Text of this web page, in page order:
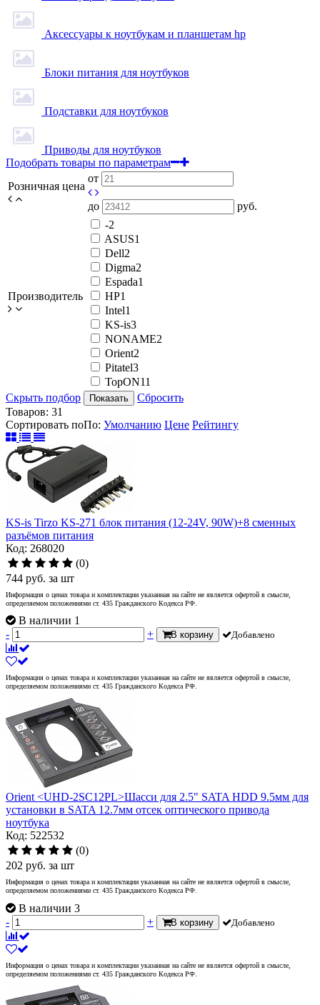
Аксессуары к ноутбукам и планшетам hp
Блоки питания для ноутбуков
Подставки для ноутбуков
Приводы для ноутбуков
Подобрать товары по параметрам
Розничная цена
от
до руб.
Производитель
-2
ASUS1
Dell2
Digma2
Espada1
HP1
Intel1
KS-is3
NONAME2
Orient2
Pitatel3
TopON11
Скрыть подбор
Показать
Сбросить
Товаров: 31
Сортировать поПо: Умолчанию Цене Рейтингу
KS-is Tirzo KS-271 блок питания (12-24V, 90W)+8 сменных
разъёмов питания
Код: 268020
(0)
744 руб. за шт
Информация о ценах товара и комплектации указанная на сайте не является офертой в смысле,
определяемом положениями ст. 435 Гражданского Кодекса РФ.
В наличии 1
-
+ В корзину Добавлено
Информация о ценах товара и комплектации указанная на сайте не является офертой в смысле,
определяемом положениями ст. 435 Гражданского Кодекса РФ.
Orient <UHD-2SC12PL>Шасси для 2.5" SATA HDD 9.5мм для
установки в SATA 12.7мм отсек оптического привода
ноутбука
Код: 522532
(0)
202 руб. за шт
Информация о ценах товара и комплектации указанная на сайте не является офертой в смысле,
определяемом положениями ст. 435 Гражданского Кодекса РФ.
В наличии 3
-
+ В корзину Добавлено
Информация о ценах товара и комплектации указанная на сайте не является офертой в смысле,
определяемом положениями ст. 435 Гражданского Кодекса РФ.